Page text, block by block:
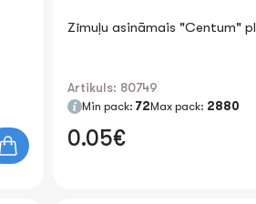
Zīmuļu asināmais "Centum"
Artikuls: 80749
Min pack:72Max pack: 2880
0.05€